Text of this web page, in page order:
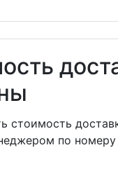
стоимость
по номеру